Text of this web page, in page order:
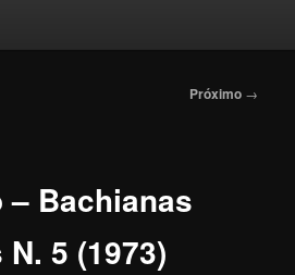
Próximo →
– Bachianas
5 (1973)